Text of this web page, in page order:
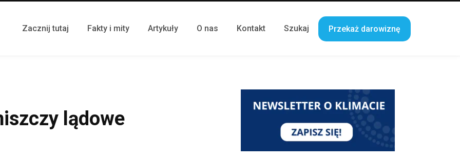
Zacznij tutaj Fakty i mity Artykuły O nas Kontakt Szukaj Przekaż darowiznę
lądowe